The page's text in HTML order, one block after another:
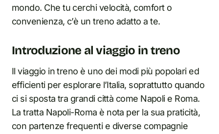
mondo. Che tu cerchi velocità, comfort o
convenienza, c’è un treno adatto a te.
Introduzione al viaggio in treno
Il viaggio in treno è uno dei modi più popolari ed
efficienti per esplorare l’Italia, soprattutto quando
ci si sposta tra grandi città come Napoli e Roma.
La tratta Napoli-Roma è nota per la sua praticità,
con partenze frequenti e diverse compagnie